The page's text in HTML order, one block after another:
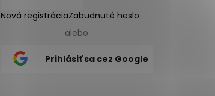
Nová registráciaZabudnuté heslo
alebo
Prihlásiť sa cez Google